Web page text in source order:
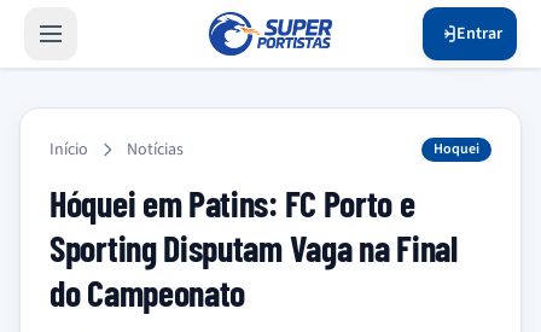
Entrar
Início Notícias Hoquei
Hóquei em Patins: FC Porto e
Sporting Disputam Vaga na Final
do Campeonato